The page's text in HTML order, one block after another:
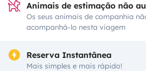
Animais de estimação não
Os seus animais de companhia
acompanhá-lo nesta viagem
Reserva Instantânea
Mais simples e mais rápido!